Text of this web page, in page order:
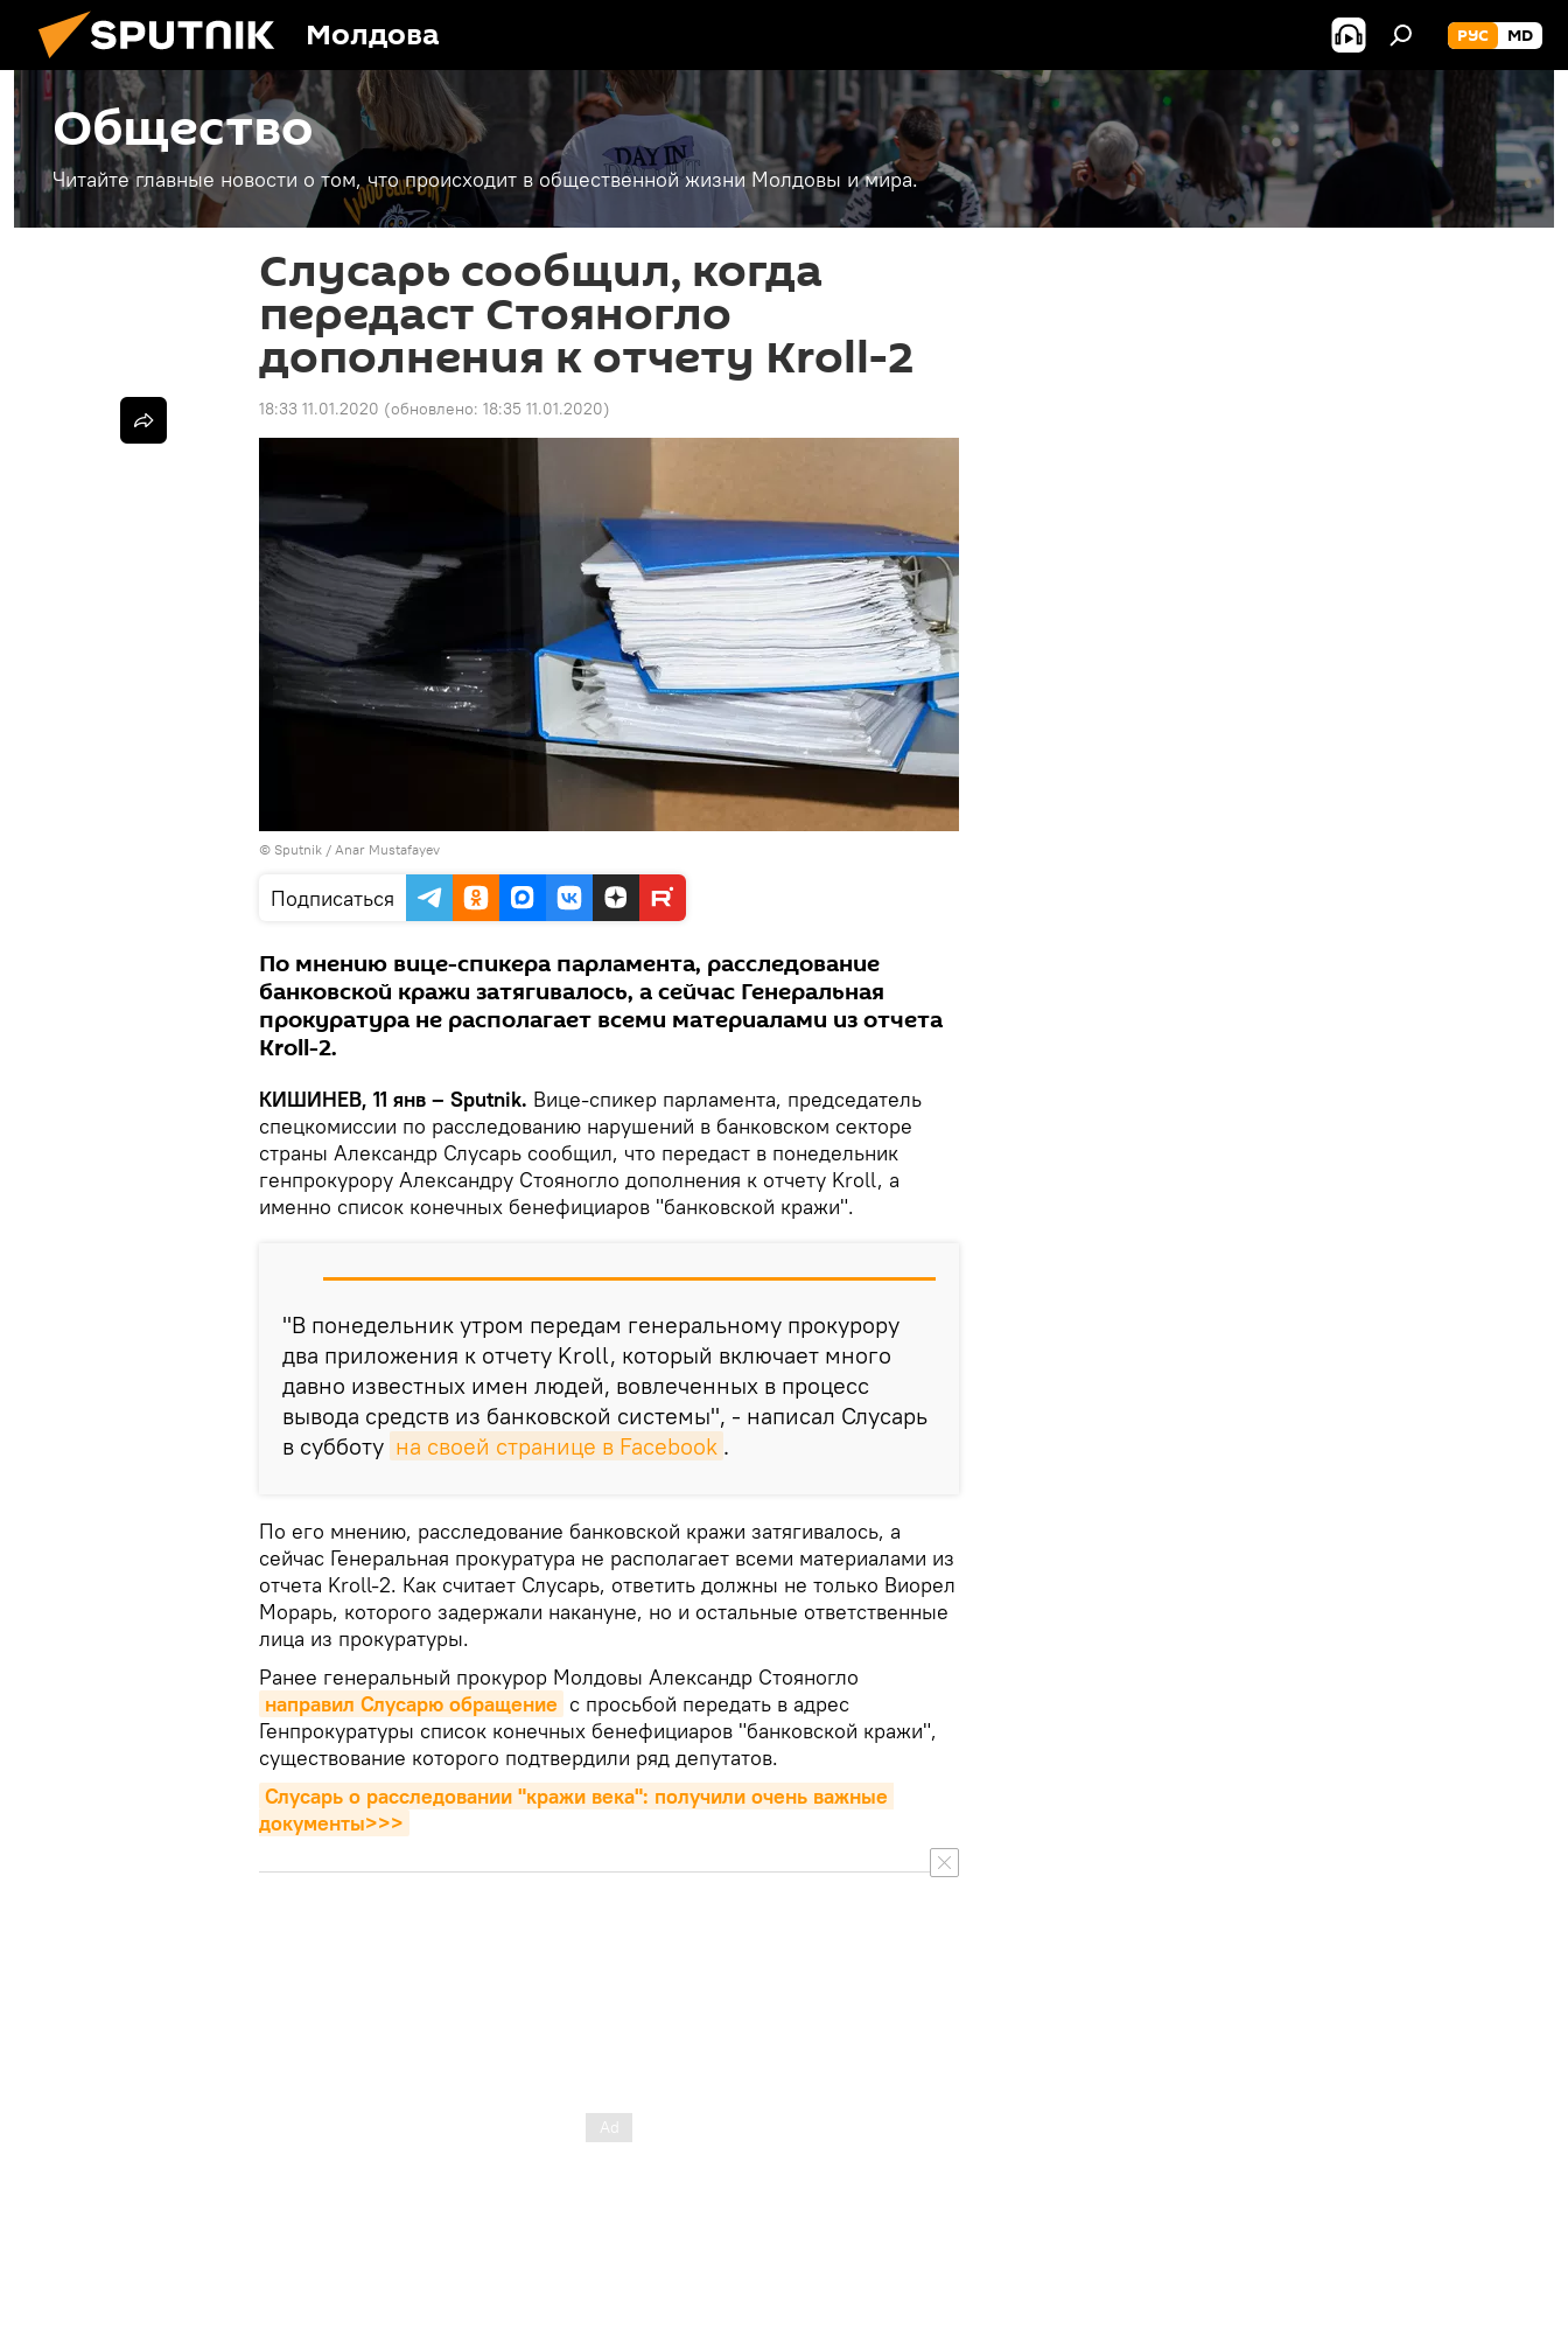
Молдова РУС MD
Общество
Читайте главные новости о том, что происходит в общественной жизни Молдовы и мира.
Слусарь сообщил, когда
передаст Стояногло
дополнения к отчету Kroll-2
18:33 11.01.2020 (обновлено: 18:35 11.01.2020)
© Sputnik / Anar Mustafayev
Подписаться
По мнению вице-спикера парламента, расследование
банковской кражи затягивалось, а сейчас Генеральная
прокуратура не располагает всеми материалами из отчета
Kroll-2.
КИШИНЕВ, 11 янв – Sputnik. Вице-спикер парламента, председатель
спецкомиссии по расследованию нарушений в банковском секторе
страны Александр Слусарь сообщил, что передаст в понедельник
генпрокурору Александру Стояногло дополнения к отчету Kroll, а
именно список конечных бенефициаров "банковской кражи".
"В понедельник утром передам генеральному прокурору
два приложения к отчету Kroll, который включает много
давно известных имен людей, вовлеченных в процесс
вывода средств из банковской системы", - написал Слусарь
в субботу на своей странице в Facebook .
По его мнению, расследование банковской кражи затягивалось, а
сейчас Генеральная прокуратура не располагает всеми материалами из
отчета Kroll-2. Как считает Слусарь, ответить должны не только Виорел
Морарь, которого задержали накануне, но и остальные ответственные
лица из прокуратуры.
Ранее генеральный прокурор Молдовы Александр Стояногло
направил Слусарю обращение с просьбой передать в адрес
Генпрокуратуры список конечных бенефициаров "банковской кражи",
существование которого подтвердили ряд депутатов.
Слусарь о расследовании "кражи века": получили очень важные
документы>>>